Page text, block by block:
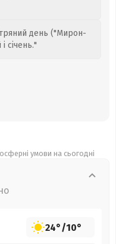
день ("Мирон-
січень."
умови на сьогодні
24°/10°